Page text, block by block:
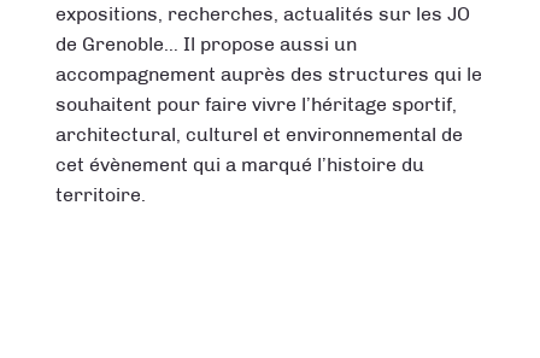
expositions, recherches, actualités sur les JO
de Grenoble… Il propose aussi un
accompagnement auprès des structures qui le
souhaitent pour faire vivre l’héritage sportif,
architectural, culturel et environnemental de
cet évènement qui a marqué l’histoire du
territoire.